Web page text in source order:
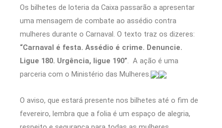
Os bilhetes de loteria da Caixa passarão a apresentar
uma mensagem de combate ao assédio contra
mulheres durante o Carnaval. O texto traz os dizeres:
“Carnaval é festa. Assédio é crime. Denuncie.
Ligue 180. Urgência, ligue 190”. A ação é uma
parceria com o Ministério das Mulheres.
O aviso, que estará presente nos bilhetes até o fim de
fevereiro, lembra que a folia é um espaço de alegria,